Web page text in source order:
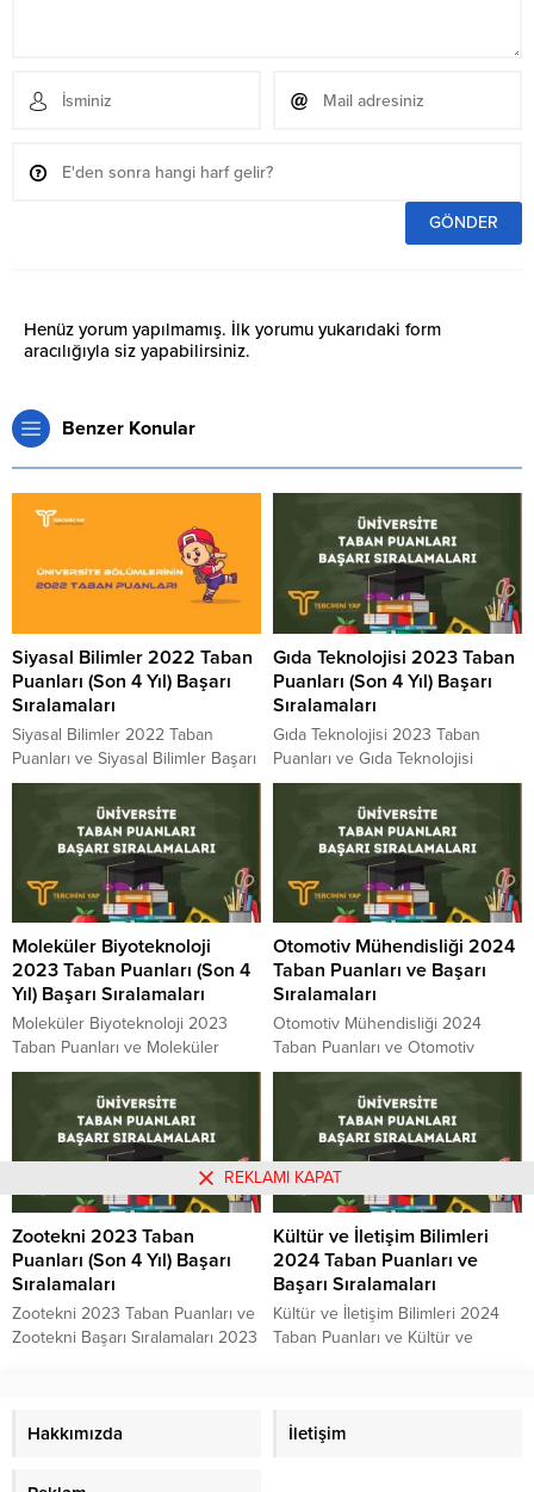
Henüz yorum yapılmamış. İlk yorumu yukarıdaki form
aracılığıyla siz yapabilirsiniz.
Benzer Konular
Siyasal Bilimler 2022 Taban
Puanları (Son 4 Yıl) Başarı
Sıralamaları
Siyasal Bilimler 2022 Taban
Puanları ve Siyasal Bilimler Başarı
Sıralamaları 2022 Siyasal Bilimler
kaç puanla kapattı? Siyasal
Bilimler sıralaması. 2022 yılında
sınava girecek adayların en çok
merak ettiği konuların başında
gelen Siyasal Bilimler Taban
Puanları 2022 ve Siyasal Bilimler
Başarı Sıralamaları 2022
sorularının cevabı aşağıdaki
tablomuzda yer almaktadır. Sizler
için...
Gıda Teknolojisi 2023 Taban
Puanları (Son 4 Yıl) Başarı
Sıralamaları
Gıda Teknolojisi 2023 Taban
Puanları ve Gıda Teknolojisi
Başarı Sıralamaları 2023 Gıda
Teknolojisi kaç puanla kapattı?
Gıda Teknolojisi sıralaması. 2023
yılında sınava girecek adayların
en çok merak ettiği konuların
başında gelen Gıda Teknolojisi
Taban Puanları 2023 ve Gıda
Teknolojisi Başarı Sıralamaları
2023 sorularının cevabı aşağıdaki
tablomuzda yer almaktadır. Sizler
için...
Moleküler Biyoteknoloji
2023 Taban Puanları (Son 4
Yıl) Başarı Sıralamaları
Moleküler Biyoteknoloji 2023
Taban Puanları ve Moleküler
Biyoteknoloji Başarı Sıralamaları
2023 Moleküler Biyoteknoloji kaç
puanla kapattı? Moleküler
Biyoteknoloji sıralaması. 2023
yılında sınava girecek adayların
en çok merak ettiği konuların
başında gelen Moleküler
Biyoteknoloji Taban Puanları
2023 ve Moleküler Biyoteknoloji
Başarı Sıralamaları 2023
sorularının cevabı aşağıdaki
tablomuzda yer almaktadır. Sizler
Otomotiv Mühendisliği 2024
Taban Puanları ve Başarı
Sıralamaları
Otomotiv Mühendisliği 2024
Taban Puanları ve Otomotiv
Mühendisliği Başarı Sıralamaları
2024 Otomotiv Mühendisliği
güncel taban puanları ve başarı
sıralamaları açıklandı ve genel
tablo ortaya çıktı. Otomotiv
Mühendisliği sıralaması. 2024
yılında sınava girecek adayların
en çok merak ettiği konuların
başında gelen Otomotiv
Mühendisliği Taban Puanları 2024
ve Otomotiv Mühendisliği Başarı
Sıralamaları...
Zootekni 2023 Taban
Puanları (Son 4 Yıl) Başarı
Sıralamaları
Zootekni 2023 Taban Puanları ve
Zootekni Başarı Sıralamaları 2023
merak ettiği konuların başında
Kültür ve İletişim Bilimleri
2024 Taban Puanları ve
Başarı Sıralamaları
Kültür ve İletişim Bilimleri 2024
Taban Puanları ve Kültür ve
sıralamaları açıklandı ve genel
Hakkımızda İletişim
REKLAMI KAPAT